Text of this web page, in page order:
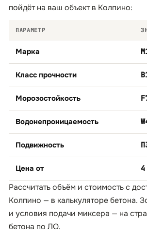
пойдёт на ваш объект в Колпино:
ПАРАМЕТР
Марка
Класс прочности
Морозостойкость
Водонепроницаемость
Подвижность
Цена от
Рассчитать объём и стоимость с
Колпино — в калькуляторе бетона.
и условия подачи миксера — на
бетона по ЛО.